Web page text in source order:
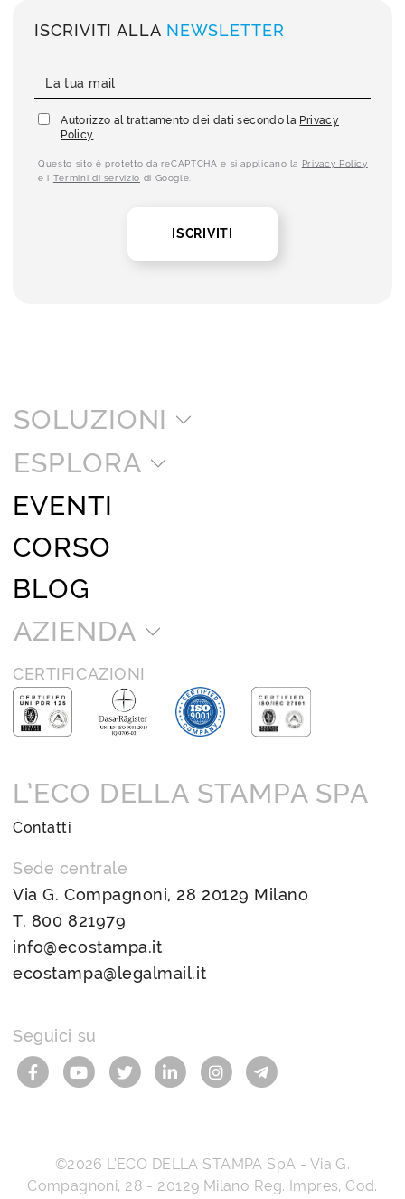
ISCRIVITI ALLA NEWSLETTER
Autorizzo al trattamento dei dati secondo la Privacy
Policy
Questo sito è protetto da reCAPTCHA e si applicano la Privacy Policy
e i Termini di servizio di Google.
ISCRIVITI
SOLUZIONI
ESPLORA
EVENTI
CORSO
BLOG
AZIENDA
CERTIFICAZIONI
L’ECO DELLA STAMPA SPA
Contatti
Sede centrale
Via G. Compagnoni, 28 20129 Milano
T. 800 821979
info@ecostampa.it
ecostampa@legalmail.it
Seguici su
©2026 L’ECO DELLA STAMPA SpA - Via G.
Compagnoni, 28 - 20129 Milano Reg. Impres, Cod.